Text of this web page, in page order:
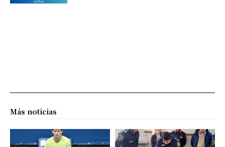
Más noticias